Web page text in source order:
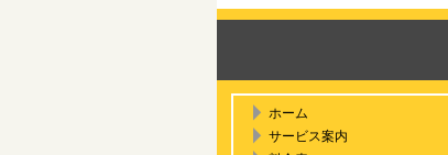
ホーム
サービス案内